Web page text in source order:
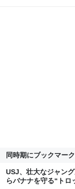
同時期にブックマー
USJ、壮大なジャン
らバナナを守る“トロ